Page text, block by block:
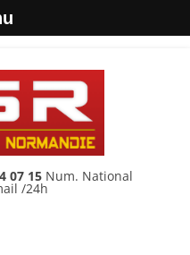
07 15Num. National
/24h